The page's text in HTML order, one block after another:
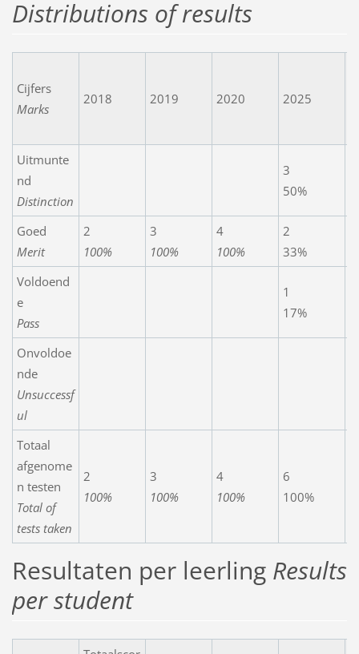
Distributions of results
Cijfers
Marks
2018 2019 2020 2025
Uitmunte
nd
Distinction
3
50%
Goed
Merit
2
100%
3
100%
4
100%
2
33%
Voldoend
e
Pass
1
17%
Onvoldoe
nde
Unsuccessf
ul
Totaal
afgenome
n testen
Total of
tests taken
2
100%
3
100%
4
100%
6
100%
Resultaten per leerlingResults
per student